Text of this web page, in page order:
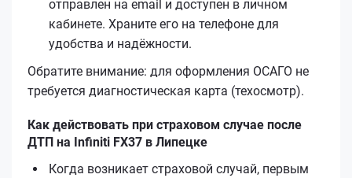
отправлен на email и доступен в личном
кабинете. Храните его на телефоне для
удобства и надёжности.
Обратите внимание: для оформления ОСАГО не
требуется диагностическая карта (техосмотр).
Как действовать при страховом случае после
ДТП на Infiniti FX37 в Липецке
Когда возникает страховой случай, первым